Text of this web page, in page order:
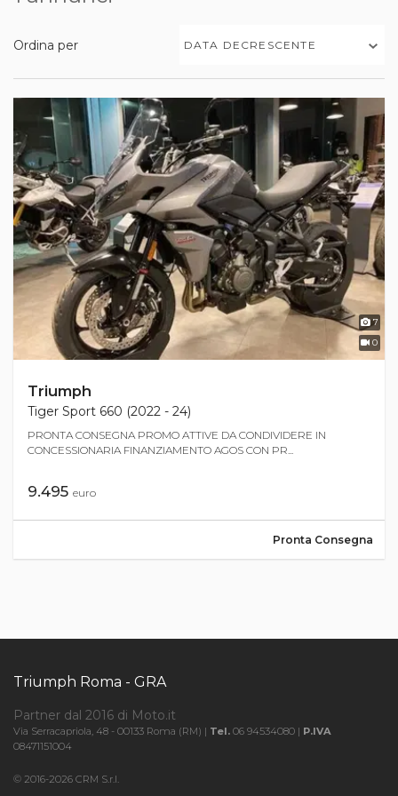
Ordina per DATA DECRESCENTE
7
0
Triumph
Tiger Sport 660 (2022 - 24)
PRONTA CONSEGNA PROMO ATTIVE DA CONDIVIDERE IN
CONCESSIONARIA FINANZIAMENTO AGOS CON PR...
9.495 euro
Pronta Consegna
Triumph Roma - GRA
Partner dal 2016 di Moto.it
Via Serracapriola, 48 - 00133 Roma (RM) | Tel. 06 94534080 | P.IVA
08471151004
© 2016-2026 CRM S.r.l.